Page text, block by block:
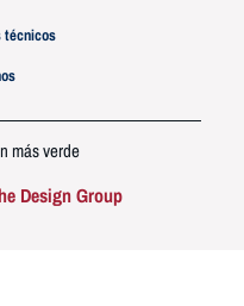
técnicos
más verde
Design Group